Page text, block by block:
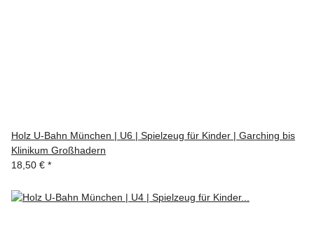
Holz U-Bahn München | U6 | Spielzeug für Kinder | Garching bis
Klinikum Großhadern
18,50 € *